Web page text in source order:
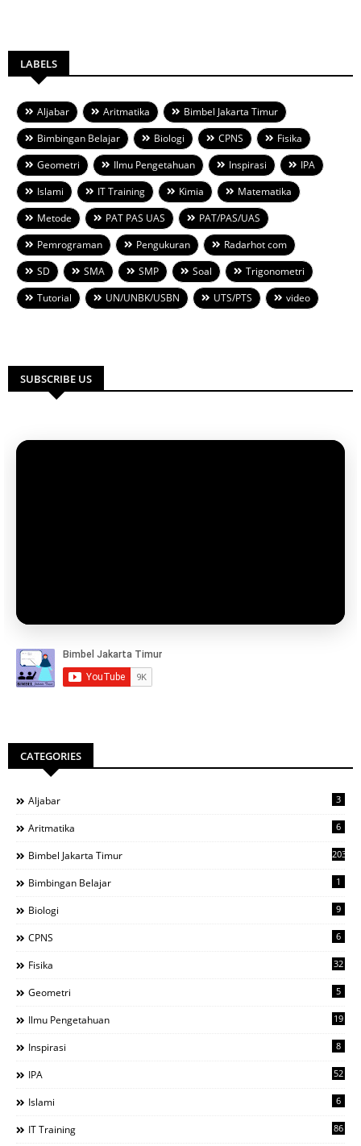
LABELS
Aljabar Aritmatika
Bimbel Jakarta Timur
Bimbingan Belajar
Biologi CPNS
Fisika
Geometri
Ilmu Pengetahuan Inspirasi
IPA
Islami
IT Training Kimia
Matematika
Metode
PAT PAS UAS
PAT/PAS/UAS
Pemrograman
Pengukuran
Radarhot com
SD
SMA SMP Soal
Trigonometri
Tutorial
UN/UNBK/USBN UTS/PTS video
SUBSCRIBE US
CATEGORIES
Aljabar 3
Aritmatika 6
Bimbel Jakarta Timur 203
Bimbingan Belajar 1
Biologi 9
CPNS 6
Fisika 32
Geometri 5
Ilmu Pengetahuan 19
Inspirasi 8
IPA 52
Islami 6
IT Training 86